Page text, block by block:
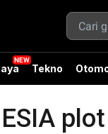
Tekno